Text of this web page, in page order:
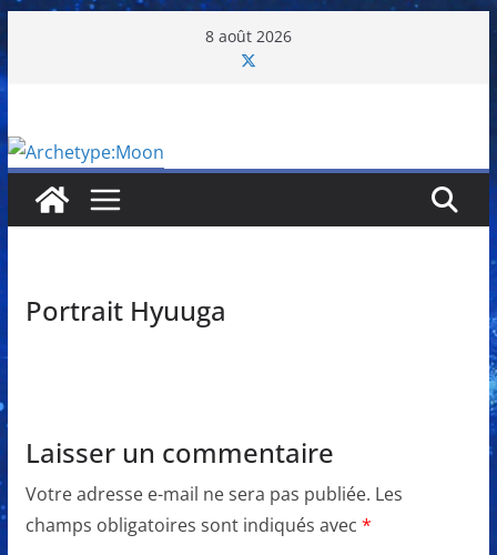
au
8 août 2026
Portrait Hyuuga
Laisser un commentaire
Votre adresse e-mail ne sera pas publiée. Les
champs obligatoires sont indiqués avec *